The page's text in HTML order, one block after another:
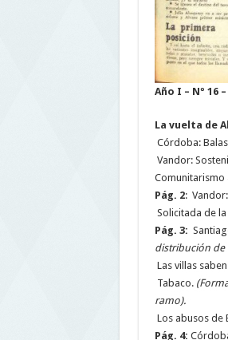
Año I – Nº 16
La vuelta de
Córdoba:
Vandor:
Comunitarismo
Pág. 2:
Solicitada de
Pág. 3:
distribución de
Las villas
Tabaco.
ramo).
Los abusos de
Pág. 4: